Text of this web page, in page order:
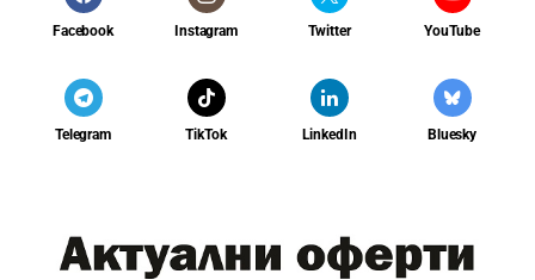
Facebook Instagram Twitter YouTube
Telegram TikTok LinkedIn Bluesky